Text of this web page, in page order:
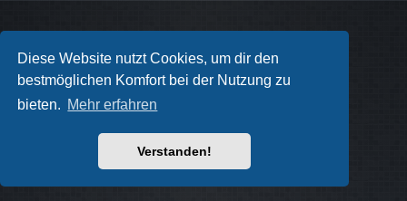
Diese Website nutzt Cookies, um dir den
bestmöglichen Komfort bei der Nutzung zu
bieten. Mehr erfahren
Verstanden!